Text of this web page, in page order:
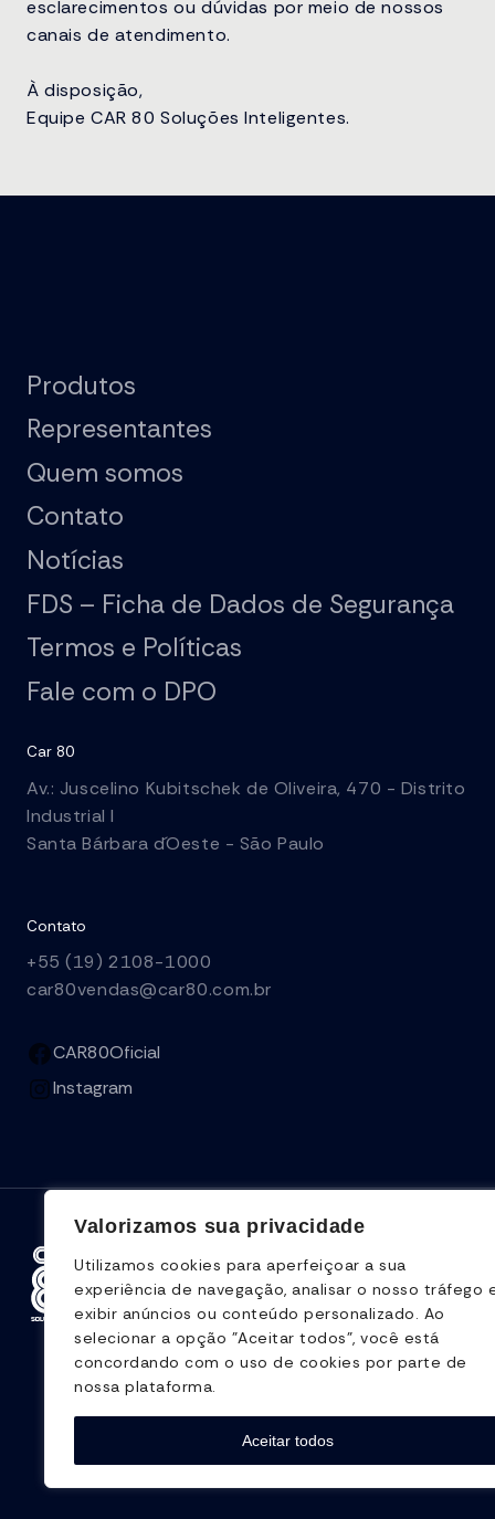
esclarecimentos ou dúvidas por meio de nossos
canais de atendimento.
À disposição,
Equipe CAR 80 Soluções Inteligentes.
Produtos
Representantes
Quem somos
Contato
Notícias
FDS – Ficha de Dados de Segurança
Termos e Políticas
Fale com o DPO
Car 80
Av.: Juscelino Kubitschek de Oliveira, 470 - Distrito
Industrial I
Santa Bárbara d´Oeste - São Paulo
Contato
+55 (19) 2108-1000
car80vendas@car80.com.br
CAR80Oficial
Instagram
Valorizamos sua privacidade
Utilizamos cookies para aperfeiçoar a sua
experiência de navegação, analisar o nosso tráfego
exibir anúncios ou conteúdo personalizado. Ao
selecionar a opção "Aceitar todos", você está
concordando com o uso de cookies por parte de
nossa plataforma.
Aceitar todos